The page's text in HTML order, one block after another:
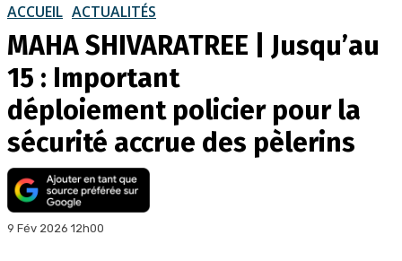
ACCUEIL ACTUALITÉS
MAHA SHIVARATREE | Jusqu’au
15 : Important
déploiement policier pour la
sécurité accrue des pèlerins
9 Fév 2026 12h00